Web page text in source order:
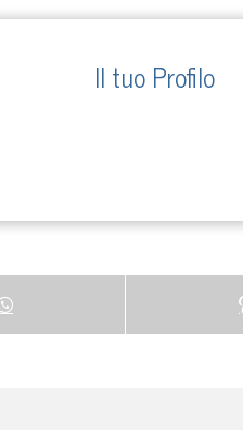
Il tuo Profilo